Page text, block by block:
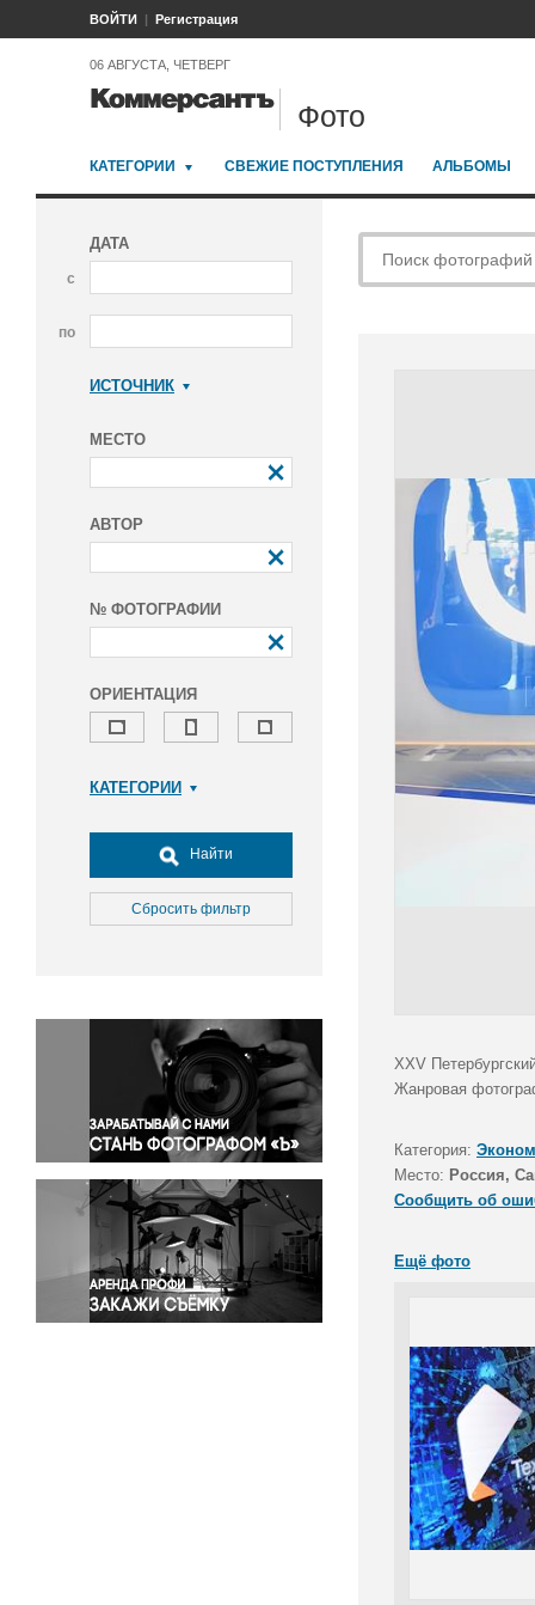
ВОЙТИ Регистрация
06 АВГУСТА, ЧЕТВЕРГ
Фото
КАТЕГОРИИ СВЕЖИЕ ПОСТУПЛЕНИЯ АЛЬБОМЫ
ДАТА
с
по
ИСТОЧНИК
МЕСТО
АВТОР
№ ФОТОГРАФИИ
ОРИЕНТАЦИЯ
КАТЕГОРИИ
Досуг, туризм и отдых
Культура
Медицина
Окружающая среда
Политика
Правосудие
Происшествия и конфликты
Религия
Светская жизнь
Спорт
Экология
Экономика и бизнес
Найти
Сбросить фильтр
XXV
Жанровая
Категория:
Место: Россия,
Сообщить об
Ещё фото